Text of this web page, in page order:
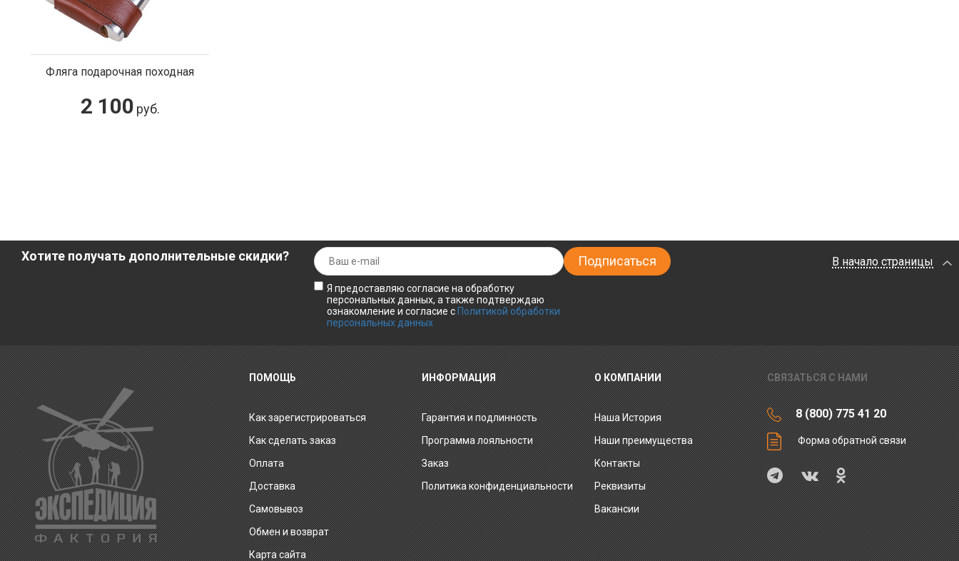
Фляга подарочная походная
2 100 руб.
Хотите получать дополнительные скидки?
Я предоставляю согласие на обработку
персональных данных, а также подтверждаю
ознакомление и согласие с Политикой обработки
персональных данных
В начало страницы
ПОМОЩЬ
Как зарегистрироваться
Как сделать заказ
Оплата
Доставка
Самовывоз
Обмен и возврат
Карта сайта
ИНФОРМАЦИЯ
Гарантия и подлинность
Программа лояльности
Заказ
Политика конфиденциальности
О КОМПАНИИ
Наша История
Наши преимущества
Контакты
Реквизиты
Вакансии
СВЯЗАТЬСЯ С НАМИ
8 (800) 775 41 20
Форма обратной связи